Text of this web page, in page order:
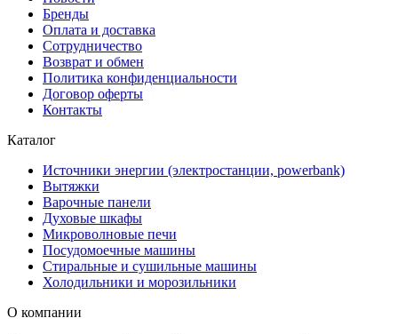
Бренды
Оплата и доставка
Сотрудничество
Возврат и обмен
Политика конфиденциальности
Договор оферты
Контакты
Каталог
Источники энергии (электростанции, powerbank)
Вытяжки
Варочные панели
Духовые шкафы
Микроволновые печи
Посудомоечные машины
Стиральные и сушильные машины
Холодильники и морозильники
О компании